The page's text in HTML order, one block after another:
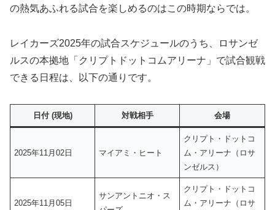
の熱気あふれる試合を楽しめるのはこの時期ならでは。
レイカーズ2025年の試合スケジュールのうち、ロサンゼ
ルスの本拠地「クリプトドットコムアリーナ」で試合観戦
できる日程は、以下の通りです。
日付 (現地) 対戦相手 会場
2025年11月02日 マイアミ・ヒート
クリプト・ドットコ
ム・アリーナ（ロサ
ンゼルス）
2025年11月05日
サンアントニオ・ス
クリプト・ドットコ
ム・アリーナ（ロサ